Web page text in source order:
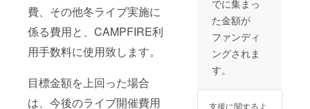
費、その他冬ライブ実施に
係る費用と、CAMPFIRE利
用手数料に使用致します。
目標金額を上回った場合
は、今後のライブ開催費用
100%
・サイ
ズ展
開：
S/M/L/X
変更と
なる場
ル員が
ライブ
当日に
着用す
るTシャ
をお送
Cry
Winter
Live
2024
"The
"ライブ
でに集まっ
た金額が
ファンディ
ングされま
す。
支援に関するよ